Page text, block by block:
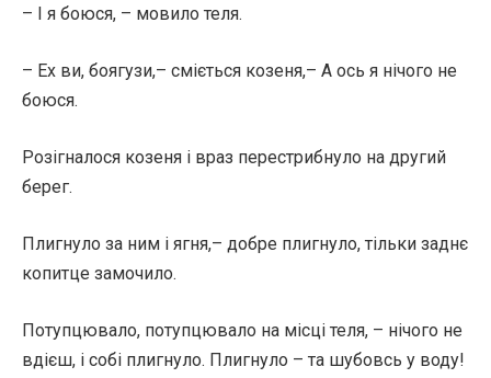
– І я боюся, – мовило теля.
– Ех ви, боягузи,– сміється козеня,– А ось я нічого не
боюся.
Розігналося козеня і враз перестрибнуло на другий
берег.
Плигнуло за ним і ягня,– добре плигнуло, тільки заднє
копитце замочило.
Потупцювало, потупцювало на місці теля, – нічого не
вдієш, і собі плигнуло. Плигнуло – та шубовсь у воду!